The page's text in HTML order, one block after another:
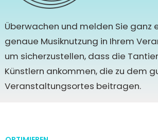
Überwachen und melden Sie ganz
genaue Musiknutzung in Ihrem
um sicherzustellen, dass die
Künstlern ankommen, die zu dem
Veranstaltungsortes beitragen.